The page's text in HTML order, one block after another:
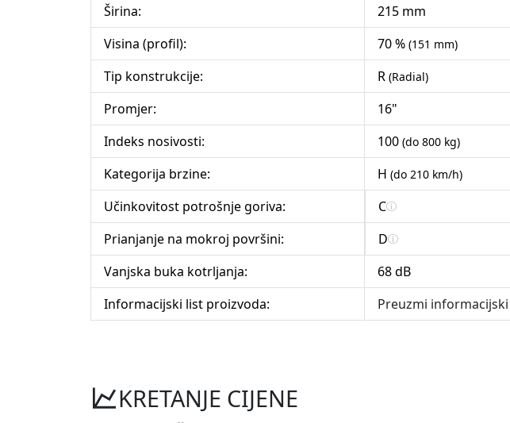
Širina:
215 mm
Visina (profil):
70 % (151 mm)
Tip konstrukcije: R (Radial)
Promjer:
16"
Indeks nosivosti:
100 (do 800 kg)
Kategorija brzine: H (do 210 km/h)
Učinkovitost potrošnje goriva:
C
Prianjanje na mokroj površini:
D
Vanjska buka kotrljanja:
68 dB
Informacijski list proizvoda:
Preuzmi
KRETANJE CIJENE